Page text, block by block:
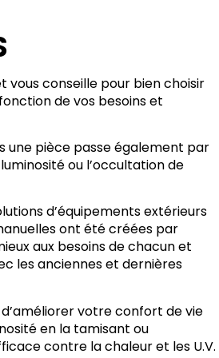
vous conseille pour bien choisir
de vos besoins et
une pièce passe également par
ou l’occultation de
d’équipements extérieurs
ont été créées par
aux besoins de chacun et
les anciennes et dernières
votre confort de vie
en la tamisant ou
contre la chaleur et les U.V.